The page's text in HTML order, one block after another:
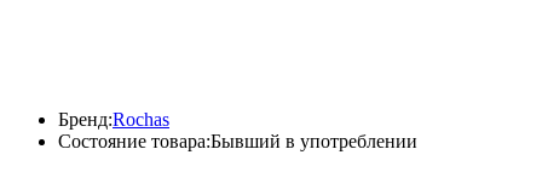
Состояние товара:Бывший в употреблении
Бренд:Rochas